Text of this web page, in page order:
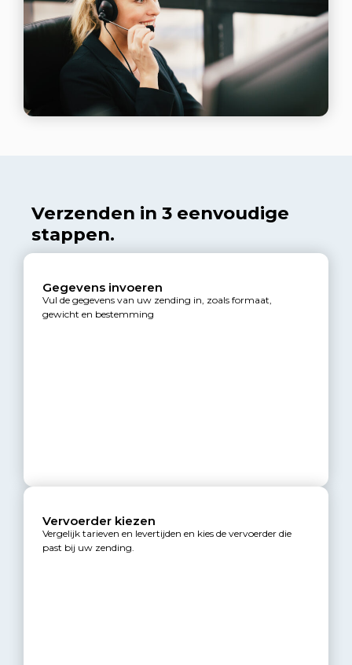
Verzenden in 3 eenvoudige
stappen.
Gegevens invoeren
Vul de gegevens van uw zending in, zoals formaat,
gewicht en bestemming
Vervoerder kiezen
Vergelijk tarieven en levertijden en kies de vervoerder die
past bij uw zending.